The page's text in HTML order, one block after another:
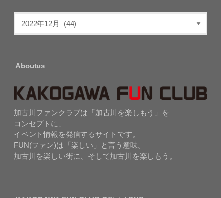
Aboutus
加古川ファンクラブは「加古川を楽しもう」を
コンセプトに、
イベント情報を発信するサイトです。
FUN(ファン)は「楽しい」と言う意味。
加古川を楽しい街に、そして加古川を楽しもう。